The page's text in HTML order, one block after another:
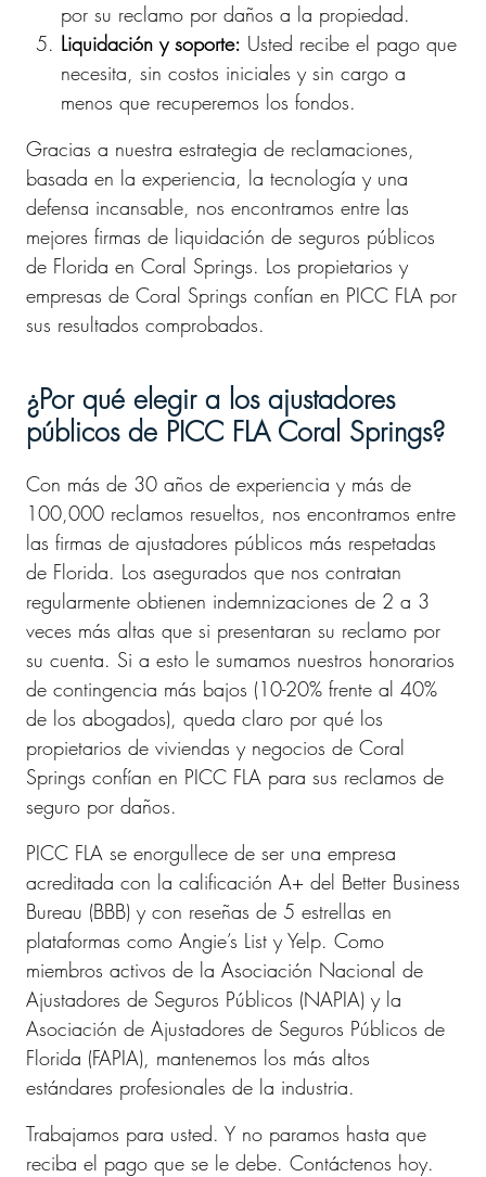
por su reclamo por daños a la propiedad.
Liquidación y soporte: Usted recibe el pago que
necesita, sin costos iniciales y sin cargo a
menos que recuperemos los fondos.
Gracias a nuestra estrategia de reclamaciones,
basada en la experiencia, la tecnología y una
defensa incansable, nos encontramos entre las
mejores firmas de liquidación de seguros públicos
de Florida en Coral Springs. Los propietarios y
empresas de Coral Springs confían en PICC FLA por
sus resultados comprobados.
¿Por qué elegir a los ajustadores
públicos de PICC FLA Coral Springs?
Con más de 30 años de experiencia y más de
100,000 reclamos resueltos, nos encontramos entre
las firmas de ajustadores públicos más respetadas
de Florida. Los asegurados que nos contratan
regularmente obtienen indemnizaciones de 2 a 3
veces más altas que si presentaran su reclamo por
su cuenta. Si a esto le sumamos nuestros honorarios
de contingencia más bajos (10-20% frente al 40%
de los abogados), queda claro por qué los
propietarios de viviendas y negocios de Coral
Springs confían en PICC FLA para sus reclamos de
seguro por daños.
PICC FLA se enorgullece de ser una empresa
acreditada con la calificación A+ del Better Business
Bureau (BBB) ​​y con reseñas de 5 estrellas en
plataformas como Angie’s List y Yelp. Como
miembros activos de la Asociación Nacional de
Ajustadores de Seguros Públicos (NAPIA) y la
Asociación de Ajustadores de Seguros Públicos de
Florida (FAPIA), mantenemos los más altos
estándares profesionales de la industria.
Trabajamos para usted. Y no paramos hasta que
reciba el pago que se le debe. Contáctenos hoy.